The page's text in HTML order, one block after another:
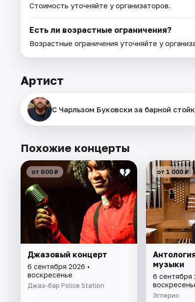
Стоимость уточняйте у организаторов.
Есть ли возрастные ограничения?
Возрастные ограничения уточняйте у
Артист
С Чарльзом Буковски за барной
Похожие концерты
от 600 ₽
Джазовый концерт
6 сентября 2026 •
воскресенье
Джаз-бар Police Station
от 1 000 ₽
музыки
6 сентября
Эглерио